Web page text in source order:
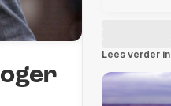
Lees verder